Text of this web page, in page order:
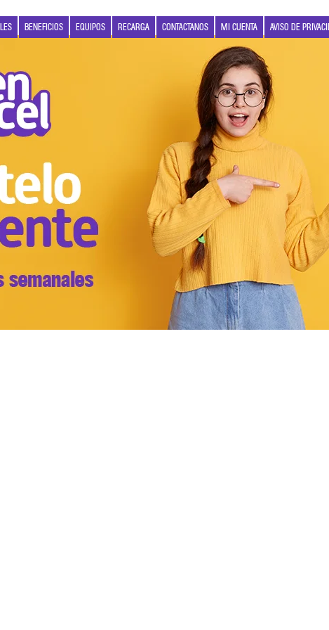
BENEFICIOS EQUIPOS RECARGA CONTACTANOS MI CUENTA AVISO DE